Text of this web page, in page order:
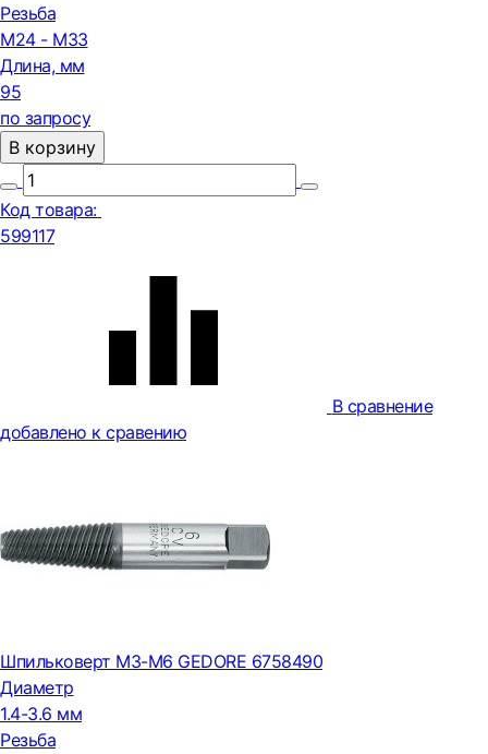
Резьба
M24 - M33
Длина, мм
95
по запросу
В корзину
Код товара:
599117
В сравнение
добавлено к сравению
Шпильковерт M3-M6 GEDORE 6758490
Диаметр
1.4-3.6 мм
Резьба